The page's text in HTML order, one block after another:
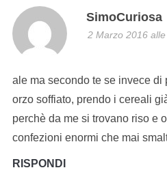
SimoCuriosa
2 Marzo 2016
ale ma secondo te se invece di
orzo soffiato, prendo i cereali
perchè da me si trovano riso e
confezioni enormi che mai
RISPONDI